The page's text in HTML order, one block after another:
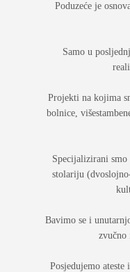
Poduzeće je
Samo u
Projekti na kojima
bolnice,
Specijalizirani
stolariju
Bavimo se i
zvučno
Posjedujemo